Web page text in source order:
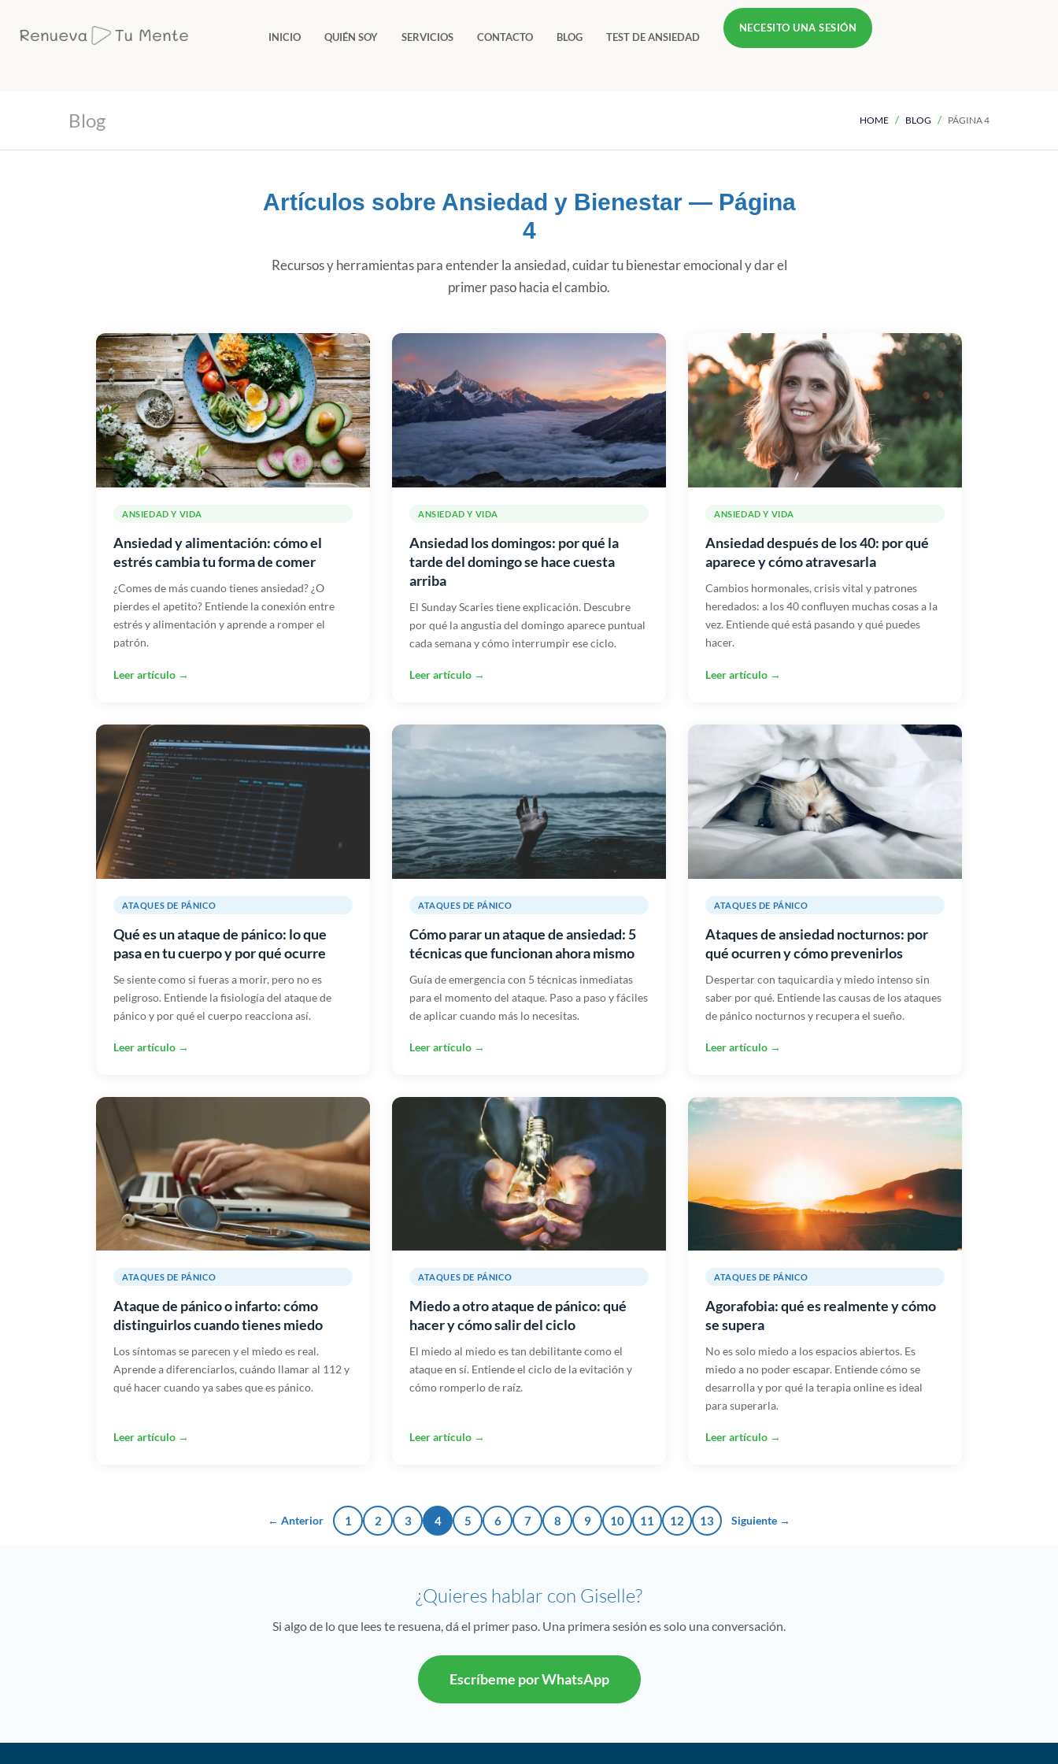
INICIO QUIÉN SOY SERVICIOS CONTACTO BLOG TEST DE ANSIEDAD
NECESITO UNA SESIÓN
Blog HOME BLOG PÁGINA 4
Artículos sobre Ansiedad y Bienestar — Página
4
Recursos y herramientas para entender la ansiedad, cuidar tu bienestar emocional y dar el
primer paso hacia el cambio.
ANSIEDAD Y VIDA
Ansiedad y alimentación: cómo el
estrés cambia tu forma de comer
¿Comes de más cuando tienes ansiedad? ¿O
pierdes el apetito? Entiende la conexión entre
estrés y alimentación y aprende a romper el
patrón.
Leer artículo →
ANSIEDAD Y VIDA
Ansiedad los domingos: por qué la
tarde del domingo se hace cuesta
arriba
El Sunday Scaries tiene explicación. Descubre
por qué la angustia del domingo aparece puntual
cada semana y cómo interrumpir ese ciclo.
Leer artículo →
ANSIEDAD Y VIDA
Ansiedad después de los 40: por qué
aparece y cómo atravesarla
Cambios hormonales, crisis vital y patrones
heredados: a los 40 confluyen muchas cosas a la
vez. Entiende qué está pasando y qué puedes
hacer.
Leer artículo →
ATAQUES DE PÁNICO
Qué es un ataque de pánico: lo que
pasa en tu cuerpo y por qué ocurre
Se siente como si fueras a morir, pero no es
peligroso. Entiende la fisiología del ataque de
pánico y por qué el cuerpo reacciona así.
Leer artículo →
ATAQUES DE PÁNICO
Cómo parar un ataque de ansiedad: 5
técnicas que funcionan ahora mismo
Guía de emergencia con 5 técnicas inmediatas
para el momento del ataque. Paso a paso y fáciles
de aplicar cuando más lo necesitas.
Leer artículo →
ATAQUES DE PÁNICO
Ataques de ansiedad nocturnos: por
qué ocurren y cómo prevenirlos
Despertar con taquicardia y miedo intenso sin
saber por qué. Entiende las causas de los ataques
de pánico nocturnos y recupera el sueño.
Leer artículo →
ATAQUES DE PÁNICO
Ataque de pánico o infarto: cómo
distinguirlos cuando tienes miedo
Los síntomas se parecen y el miedo es real.
Aprende a diferenciarlos, cuándo llamar al 112 y
qué hacer cuando ya sabes que es pánico.
Leer artículo →
ATAQUES DE PÁNICO
Miedo a otro ataque de pánico: qué
hacer y cómo salir del ciclo
El miedo al miedo es tan debilitante como el
ataque en sí. Entiende el ciclo de la evitación y
cómo romperlo de raíz.
Leer artículo →
ATAQUES DE PÁNICO
Agorafobia: qué es realmente y cómo
se supera
No es solo miedo a los espacios abiertos. Es
miedo a no poder escapar. Entiende cómo se
desarrolla y por qué la terapia online es ideal
para superarla.
Leer artículo →
← Anterior 1 2 3 4 5 6 7 8 9 10 11 12 13 Siguiente →
¿Quieres hablar con Giselle?
Si algo de lo que lees te resuena, dá el primer paso. Una primera sesión es solo una conversación.
Escríbeme por WhatsApp